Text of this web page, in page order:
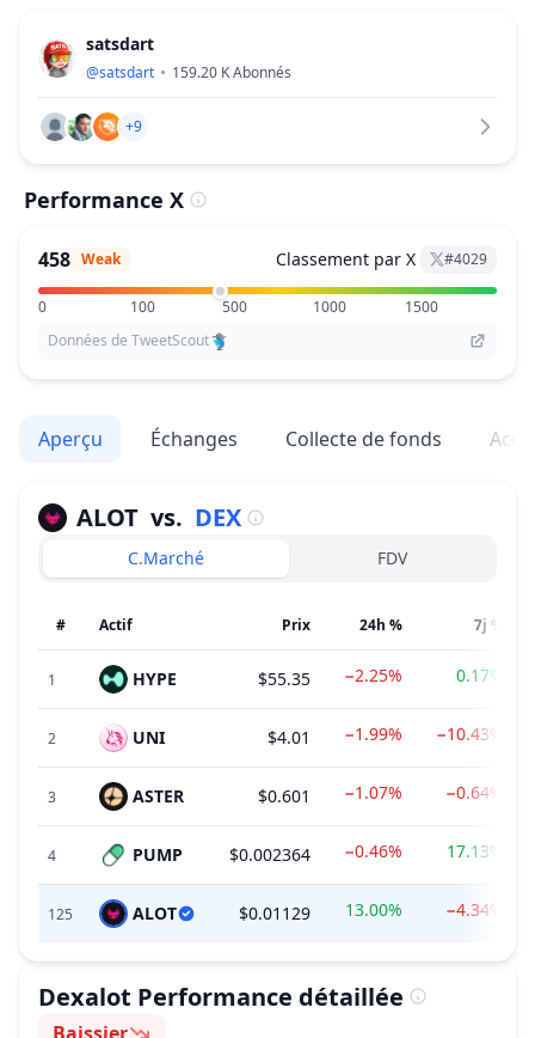
satsdart
@satsdart 159.20 KAbonnés
+9
Performance X
458 Weak Classement par X #4029
0 100 500 1000
1500
Données de TweetScout
Aperçu Échanges Collecte de fonds
ALOT vs. DEX
C.Marché FDV
# Actif Prix 24h % 7j %
1 HYPE $55.35 −2.25% 0.17%
2 UNI $4.01 −1.99% −10.43%
3 ASTER $0.601 −1.07% −0.64%
4 PUMP $0.002364 −0.46% 17.13%
125 ALOT $0.01129 13.00% −4.34%
Dexalot Performance détaillée